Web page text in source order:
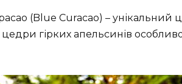
(Blue Curacao) – унікальний
цедри гірких апельсинів